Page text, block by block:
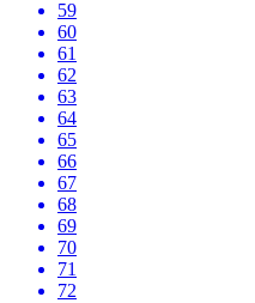
59
60
61
62
63
64
65
66
67
68
69
70
71
72